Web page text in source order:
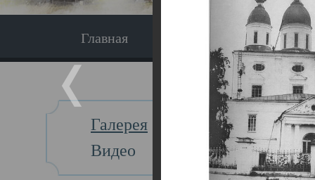
Главная Экскурсия
Галерея
Видео
Главная